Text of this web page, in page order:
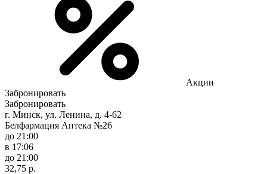
Акции
Забронировать
Забронировать
г. Минск, ул. Ленина, д. 4-62
Белфармация Аптека №26
до 21:00
в 17:06
до 21:00
32,75 р.